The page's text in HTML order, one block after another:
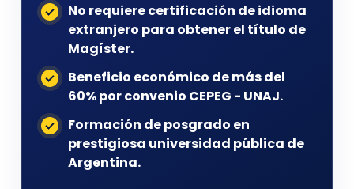
No requiere certificación de idioma
extranjero para obtener el título de
Magíster.
Beneficio económico de más del
60% por convenio CEPEG - UNAJ.
Formación de posgrado en
prestigiosa universidad pública de
Argentina.